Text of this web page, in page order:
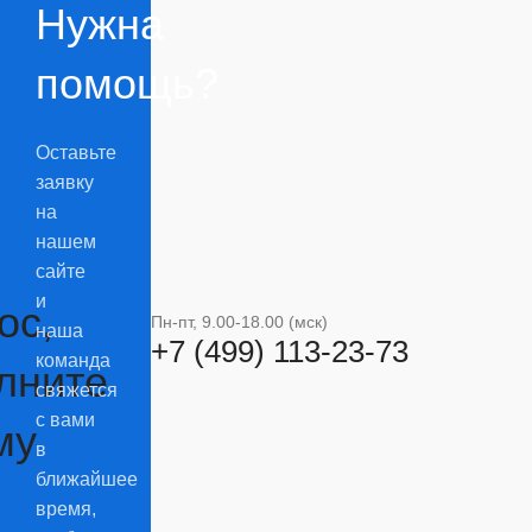
Нужна
помощь?
Оставьте
заявку
на
нашем
сайте
и
наша
команда
свяжется
с вами
в
ближайшее
время,
Пн-пт, 9.00-18.00 (мск)
+7 (499) 113-23-73